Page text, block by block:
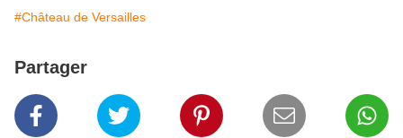
#Château de Versailles
Partager